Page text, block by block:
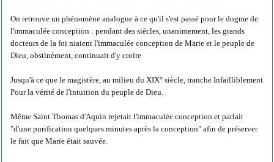
On retrouve un phénomène analogue à ce qu'il s'est passé pour le dogme de
l'immaculée conception : pendant des siècles, unanimement, les grands
docteurs de la foi niaient l'immaculée conception de Marie et le peuple de
Dieu, obstinément, continuait d'y croire
Jusqu'à ce que le magistère, au milieu du XIX° siècle, tranche Infailliblement
Pour la vérité de l'intuition du peuple de Dieu.
Même Saint Thomas d'Aquin rejetait l'immaculée conception et parlait
"d'une purification quelques minutes après la conception" afin de préserver
le fait que Marie était sauvée.